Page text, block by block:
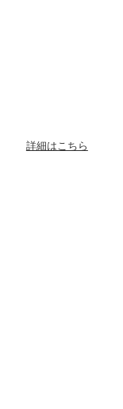
詳細はこちら